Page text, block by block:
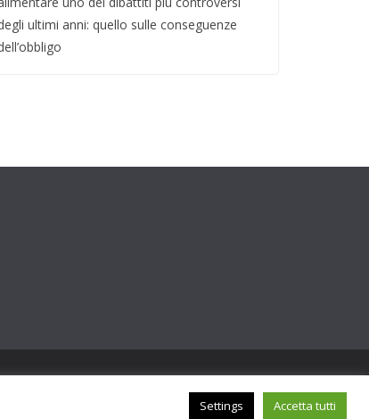
ultimi anni: quello sulle conseguenze
Settings Accetta tutti